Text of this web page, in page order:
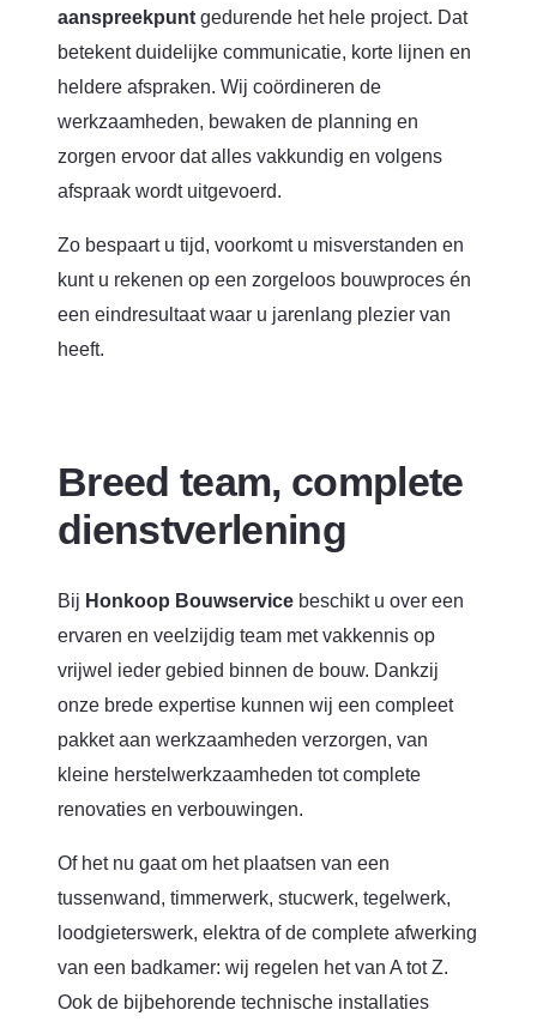
aanspreekpunt gedurende het hele project. Dat
betekent duidelijke communicatie, korte lijnen en
heldere afspraken. Wij coördineren de
werkzaamheden, bewaken de planning en
zorgen ervoor dat alles vakkundig en volgens
afspraak wordt uitgevoerd.
Zo bespaart u tijd, voorkomt u misverstanden en
kunt u rekenen op een zorgeloos bouwproces én
een eindresultaat waar u jarenlang plezier van
heeft.
Breed team, complete
dienstverlening
Bij Honkoop Bouwservice beschikt u over een
ervaren en veelzijdig team met vakkennis op
vrijwel ieder gebied binnen de bouw. Dankzij
onze brede expertise kunnen wij een compleet
pakket aan werkzaamheden verzorgen, van
kleine herstelwerkzaamheden tot complete
renovaties en verbouwingen.
Of het nu gaat om het plaatsen van een
tussenwand, timmerwerk, stucwerk, tegelwerk,
loodgieterswerk, elektra of de complete afwerking
van een badkamer: wij regelen het van A tot Z.
Ook de bijbehorende technische installaties